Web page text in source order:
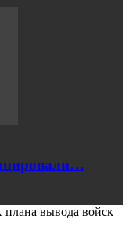
вывода войск